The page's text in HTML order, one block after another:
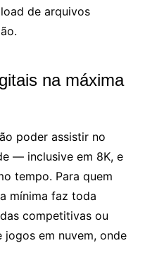
de arquivos
na máxima
poder assistir no
— inclusive em 8K, e
tempo. Para quem
mínima faz toda
competitivas ou
em nuvem, onde